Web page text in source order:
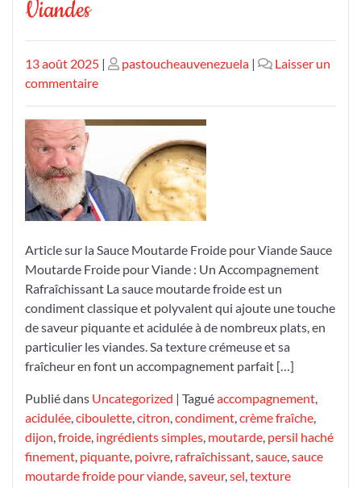
Viandes
Publié
le
13 août 2025 | Publié
pastoucheauvenezuela |
Laisser un
commentairesur
l’Art
Sauce
Moutarde
Froide
Sublimer
vos
Viandes
Article sur la Sauce Moutarde Froide pour Viande Sauce
Moutarde Froide pour Viande : Un Accompagnement
Rafraîchissant La sauce moutarde froide est un
condiment classique et polyvalent qui ajoute une touche
de saveur piquante et acidulée à de nombreux plats, en
particulier les viandes. Sa texture crémeuse et sa
fraîcheur en font un accompagnement parfait […]
Publié dans Uncategorized | Taguéaccompagnement
acidulée ciboulette citron condiment crème fraîche
dijon froide ingrédients simples moutarde persil haché
finement piquante poivre rafraîchissant sauce sauce
moutarde froide pour viande saveur, sel texture